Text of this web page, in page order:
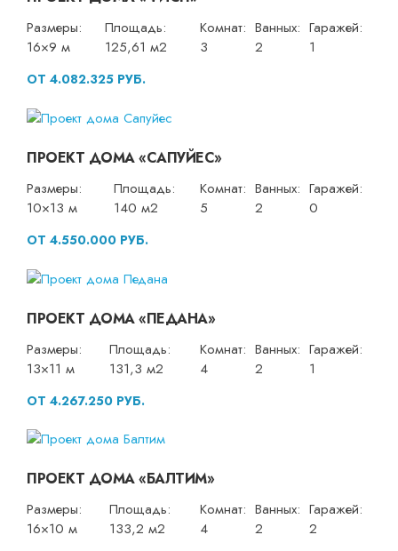
Размеры:
16×9 м
Площадь:
125,61 м2
Комнат:
3
Ванных:
2
Гаражей:
1
ОТ 4.082.325 РУБ.
ПРОЕКТ ДОМА «САПУЙЕС»
Размеры:
10×13 м
Площадь:
140 м2
Комнат:
5
Ванных:
2
Гаражей:
0
ОТ 4.550.000 РУБ.
ПРОЕКТ ДОМА «ПЕДАНА»
Размеры:
13×11 м
Площадь:
131,3 м2
Комнат:
4
Ванных:
2
Гаражей:
1
ОТ 4.267.250 РУБ.
ПРОЕКТ ДОМА «БАЛТИМ»
Размеры:
16×10 м
Площадь:
133,2 м2
Комнат:
4
Ванных:
2
Гаражей:
2